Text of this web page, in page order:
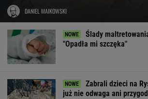
DANIEL MAIKOWSKI
Ślady
"Opadła mi szczęka"
Zabrali dzieci na
już nie odwaga ani